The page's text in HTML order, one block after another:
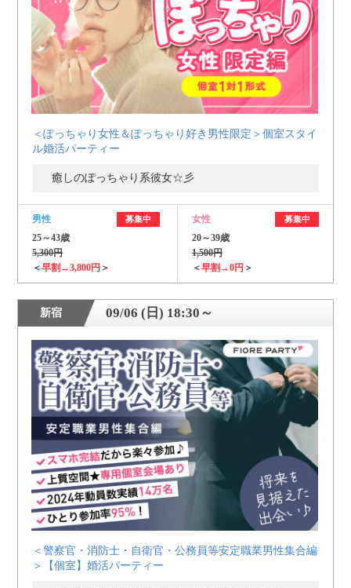
＜ぽっちゃり女性＆ぽっちゃり好き男性限定＞個室スタイ
ル婚活パーティー
癒しのぽっちゃり系彼女☆彡
男性 募集中
25～43歳
5,300円
＜早割→3,800円 ＞
女性 募集中
20～39歳
1,500円
＜早割→0円 ＞
新宿 09/06 (日) 18:30～
＜警察官・消防士・自衛官・公務員等安定職業男性集合編
＞【個室】婚活パーティー